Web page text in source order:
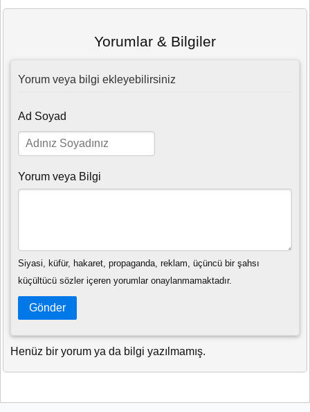
Yorumlar & Bilgiler
Yorum veya bilgi ekleyebilirsiniz
Ad Soyad
Yorum veya Bilgi
Siyasi, küfür, hakaret, propaganda, reklam, üçüncü bir şahsı
küçültücü sözler içeren yorumlar onaylanmamaktadır.
Gönder
Henüz bir yorum ya da bilgi yazılmamış.